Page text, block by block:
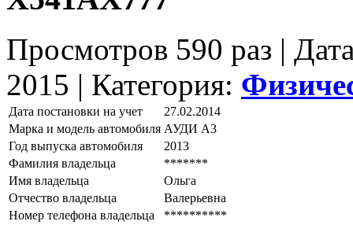
Просмотров 590 раз |
2015 | Категория:
Дата постановки на учет
27.02.2014
Марка и модель автомобиля АУДИ А3
Год выпуска автомобиля
2013
Фамилия владельца
*******
Имя владельца
Ольга
Отчество владельца
Валерьевна
Номер телефона владельца
**********